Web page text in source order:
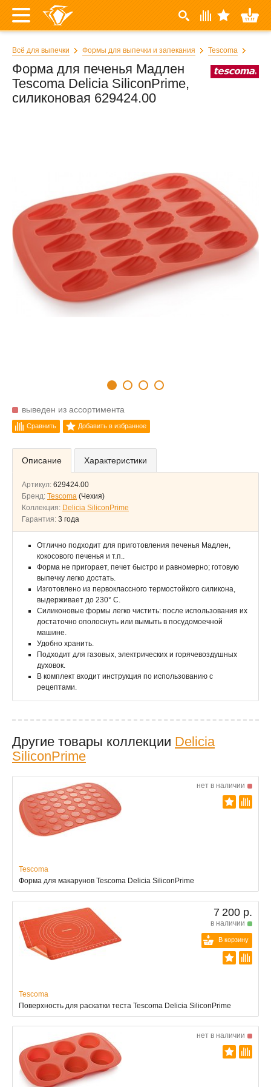
Всё для выпечки Формы для выпечки и запекания Tescoma
Форма для печенья Мадлен
Tescoma Delicia SiliconPrime,
силиконовая 629424.00
выведен из ассортимента
Сравнить Добавить в избранное
Описание Характеристики
Артикул: 629424.00
Бренд: Tescoma (Чехия)
Коллекция: Delicia SiliconPrime
Гарантия: 3 года
Отлично подходит для приготовления печенья Мадлен,
кокосового печенья и т.п..
Форма не пригорает, печет быстро и равномерно; готовую
выпечку легко достать.
Изготовлено из первоклассного термостойкого силикона,
выдерживает до 230° C.
Силиконовые формы легко чистить: после использования их
достаточно ополоснуть или вымыть в посудомоечной
машине.
Удобно хранить.
Подходит для газовых, электрических и горячевоздушных
духовок.
В комплект входит инструкция по использованию с
рецептами.
Другие товары коллекции Delicia
SiliconPrime
нет в наличии
Tescoma
Форма для макарунов Tescoma Delicia SiliconPrime
7 200 р.
в наличии
В корзину
Tescoma
Поверхность для раскатки теста Tescoma Delicia SiliconPrime
нет в наличии